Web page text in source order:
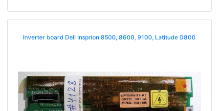
Inverter board Dell Insprion 8500, 8600, 9100, Latitude D800